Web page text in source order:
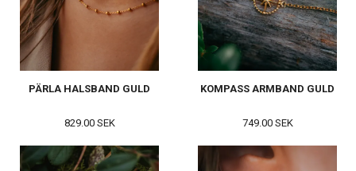
PÄRLA HALSBAND GULD
829.00 SEK
KOMPASS ARMBAND GULD
749.00 SEK